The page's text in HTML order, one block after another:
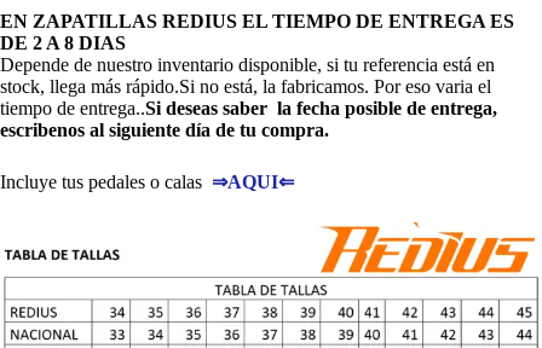
EN ZAPATILLAS REDIUS EL TIEMPO DE ENTREGA ES
DE 2 A 8 DIAS
Depende de nuestro inventario disponible, si tu referencia está en
stock, llega más rápido.Si no está, la fabricamos. Por eso varia el
tiempo de entrega..Si deseas saber la fecha posible de entrega,
escribenos al siguiente día de tu compra.
Incluye tus pedales o calas ⇒AQUI⇐